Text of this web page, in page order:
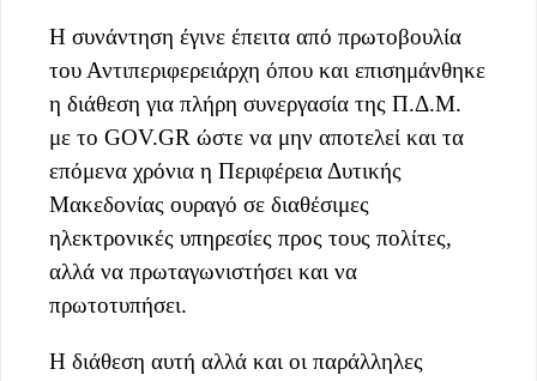
Η συνάντηση έγινε έπειτα από πρωτοβουλία
του Αντιπεριφερειάρχη όπου και επισημάνθηκε
η διάθεση για πλήρη συνεργασία της Π.Δ.Μ.
με το GOV.GR ώστε να μην αποτελεί και τα
επόμενα χρόνια η Περιφέρεια Δυτικής
Μακεδονίας ουραγό σε διαθέσιμες
ηλεκτρονικές υπηρεσίες προς τους πολίτες,
αλλά να πρωταγωνιστήσει και να
πρωτοτυπήσει.
Η διάθεση αυτή αλλά και οι παράλληλες